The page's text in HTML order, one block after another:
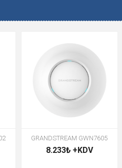
GRANDSTREAM GWN7605
8.233₺ +KDV